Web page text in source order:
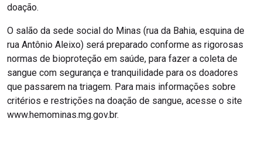
doação.
O salão da sede social do Minas (rua da Bahia, esquina de
rua Antônio Aleixo) será preparado conforme as rigorosas
normas de bioproteção em saúde, para fazer a coleta de
sangue com segurança e tranquilidade para os doadores
que passarem na triagem. Para mais informações sobre
critérios e restrições na doação de sangue, acesse o site
www.hemominas.mg.gov.br.